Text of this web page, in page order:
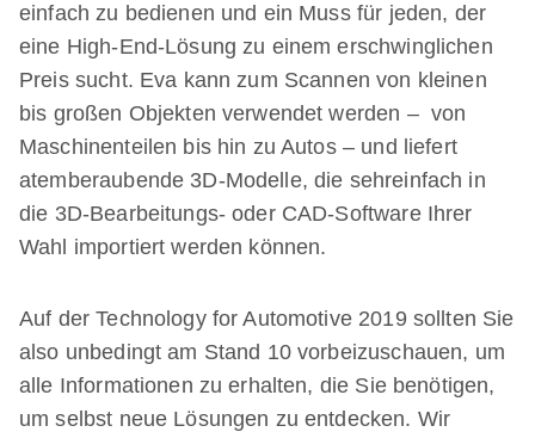
einfach zu bedienen und ein Muss für jeden, der
eine High-End-Lösung zu einem erschwinglichen
Preis sucht. Eva kann zum Scannen von kleinen
bis großen Objekten verwendet werden – von
Maschinenteilen bis hin zu Autos – und liefert
atemberaubende 3D-Modelle, die sehreinfach in
die 3D-Bearbeitungs- oder CAD-Software Ihrer
Wahl importiert werden können.
Auf der Technology for Automotive 2019 sollten Sie
also unbedingt am Stand 10 vorbeizuschauen, um
alle Informationen zu erhalten, die Sie benötigen,
um selbst neue Lösungen zu entdecken. Wir